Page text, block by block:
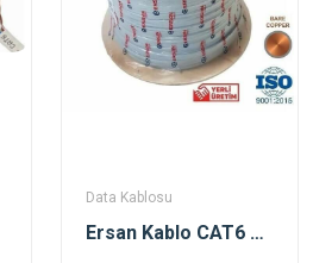
Data Kablosu
Ersan Kablo CAT6 500Mt Gri 23AWG Full Bakır Data Kablosu